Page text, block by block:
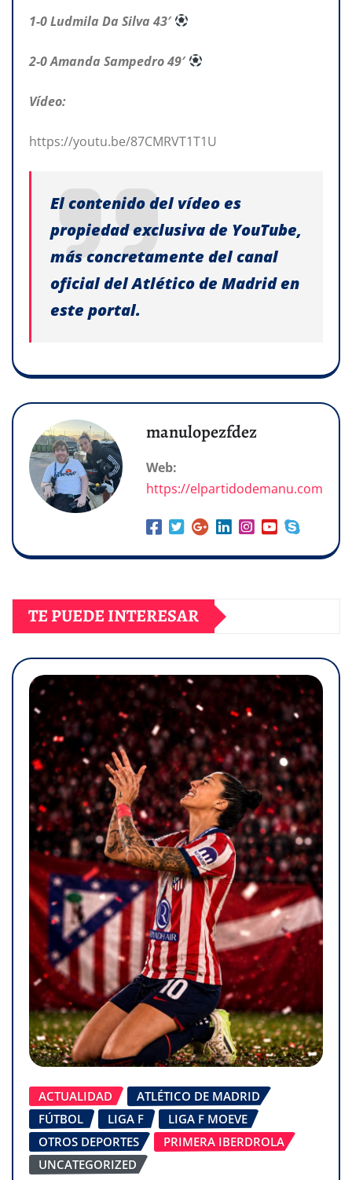
1-0 Ludmila Da Silva 43′
2-0 Amanda Sampedro 49′
Vídeo:
https://youtu.be/87CMRVT1T1U
El contenido del vídeo es
propiedad exclusiva de YouTube,
más concretamente del canal
oficial del Atlético de Madrid en
este portal.
manulopezfdez
Web:
https://elpartidodemanu.com
TE PUEDE INTERESAR
ACTUALIDAD
ATLÉTICO DE MADRID
FÚTBOL
LIGA F
LIGA F MOEVE
OTROS DEPORTES
PRIMERA IBERDROLA
UNCATEGORIZED